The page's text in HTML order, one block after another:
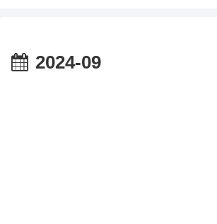
2024-09